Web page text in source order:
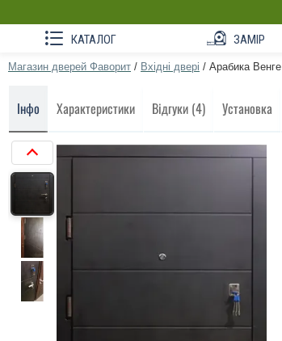
КАТАЛОГ ЗАМІР
Магазин дверей Фаворит / Вхідні двері / Арабика Венге
Інфо Характеристики Відгуки (4) Установка